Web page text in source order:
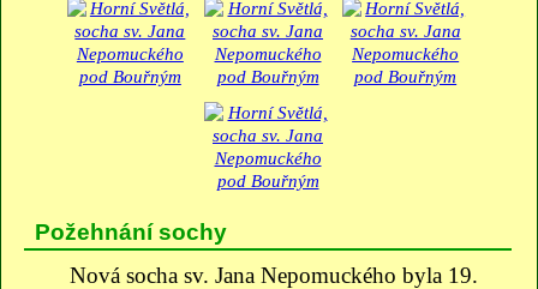
Požehnání sochy
Nová socha sv. Jana Nepomuckého byla 19.